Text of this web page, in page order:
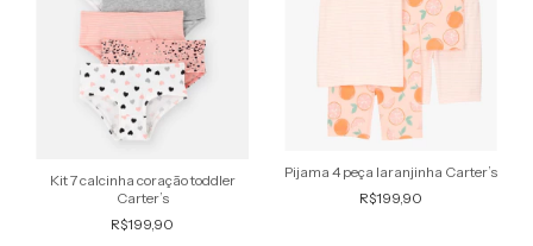
Kit 7 calcinha coração toddler
Carter’s
R$199,90
Pijama 4 peça laranjinha Carter’s
R$199,90